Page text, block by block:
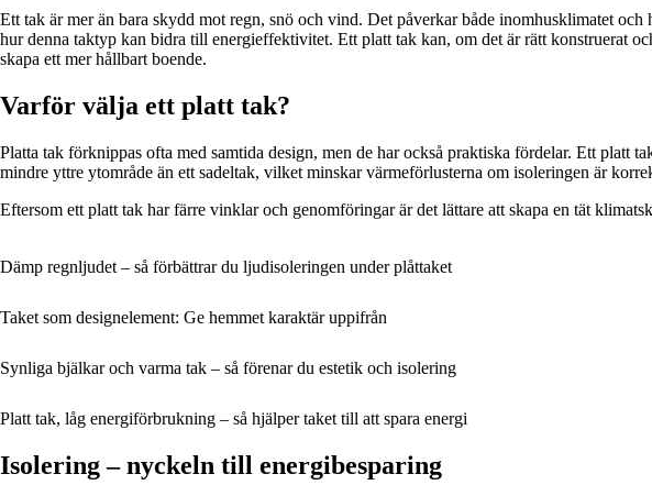
Ett tak är mer än bara skydd mot regn, snö och vind. Det påverkar både inomhusklimatet
hur denna taktyp kan bidra till energieffektivitet. Ett platt tak kan, om det är rätt konstruerat
skapa ett mer hållbart boende.
Varför välja ett platt tak?
Platta tak förknippas ofta med samtida design, men de har också praktiska fördelar. Ett platt
mindre yttre ytområde än ett sadeltak, vilket minskar värmeförlusterna om isoleringen är
Eftersom ett platt tak har färre vinklar och genomföringar är det lättare att skapa en tät
Dämp regnljudet – så förbättrar du ljudisoleringen under plåttaket
Taket som designelement: Ge hemmet karaktär uppifrån
Synliga bjälkar och varma tak – så förenar du estetik och isolering
Platt tak, låg energiförbrukning – så hjälper taket till att spara energi
Isolering – nyckeln till energibesparing